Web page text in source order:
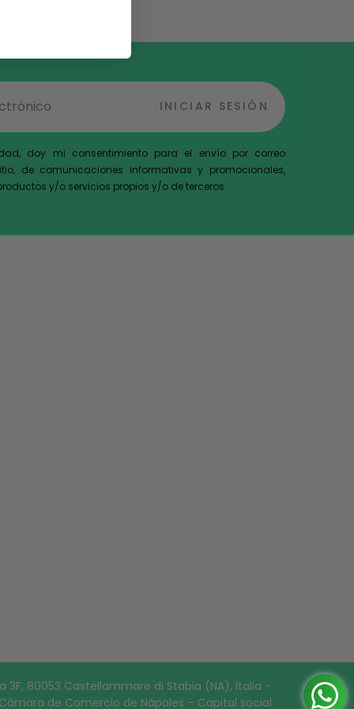
INICIAR SESIÓN
doy mi consentimiento para el envío por correo
de comunicaciones informativas y promocionales,
y/o servicios propios y/o de terceros.
3F, 80053 Castellammare di Stabia (NA), Italia –
Cámara de Comercio de Nápoles – Capital social